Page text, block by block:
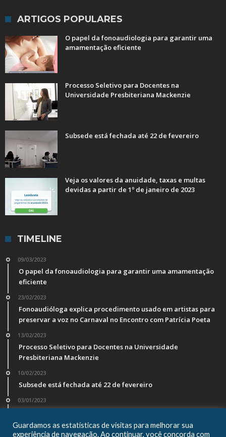
ARTIGOS POPULARES
O papel da fonoaudiologia para garantir uma
amamentação eficiente
Processo Seletivo para Docentes na
Universidade Presbiteriana Mackenzie
Subsede está fechada até 22 de fevereiro
Veja os valores da anuidade, taxas e multas
devidas a partir de 1º de janeiro de 2023
TIMELINE
09/03/2023
O papel da fonoaudiologia para garantir uma amamentação
eficiente
23/02/2023
Fonoaudióloga explica procedimento usado em artistas para
preservar a voz no Carnaval no Encontro com Patrícia Poeta
13/02/2023
Processo Seletivo para Docentes na Universidade
Presbiteriana Mackenzie
10/02/2023
Subsede está fechada até 22 de fevereiro
03/01/2023
de 1º de janeiro de 2023
Guardamos as estatísticas de visitas para melhorar sua
experiência de navegação. Ao continuar, você concorda com